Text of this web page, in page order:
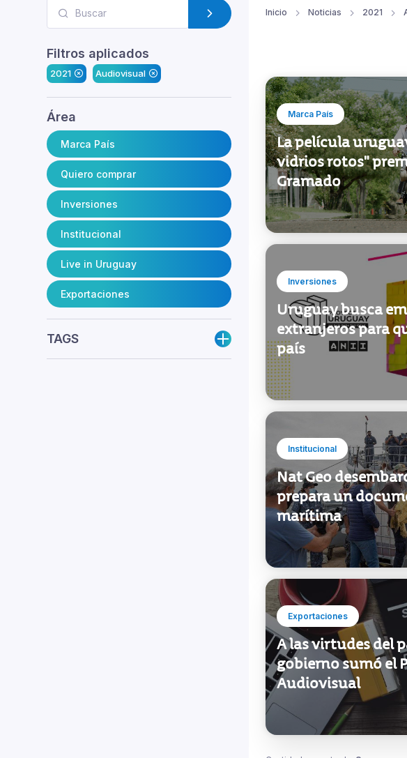
Filtros aplicados
2021 Audiovisual
Área
Marca País
Quiero comprar
Inversiones
Institucional
Live in Uruguay
Exportaciones
TAGS
Inicio Noticias 2021
Marca País
La película
vidrios rotos"
Gramado
Inversiones
Uruguay busca
extranjeros para
país
Institucional
Nat Geo
prepara un
marítima
Exportaciones
A las virtudes del
gobierno sumó el
Audiovisual